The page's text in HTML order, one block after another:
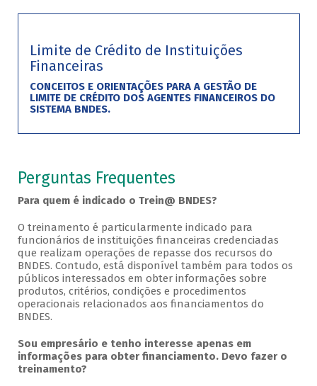
Limite de Crédito de Instituições
Financeiras
CONCEITOS E ORIENTAÇÕES PARA A GESTÃO DE
LIMITE DE CRÉDITO DOS AGENTES FINANCEIROS DO
SISTEMA BNDES.
Perguntas Frequentes
Para quem é indicado o Trein@ BNDES?
O treinamento é particularmente indicado para
funcionários de instituições financeiras credenciadas
que realizam operações de repasse dos recursos do
BNDES. Contudo, está disponível também para todos os
públicos interessados em obter informações sobre
produtos, critérios, condições e procedimentos
operacionais relacionados aos financiamentos do
BNDES.
Sou empresário e tenho interesse apenas em
informações para obter financiamento. Devo fazer o
treinamento?